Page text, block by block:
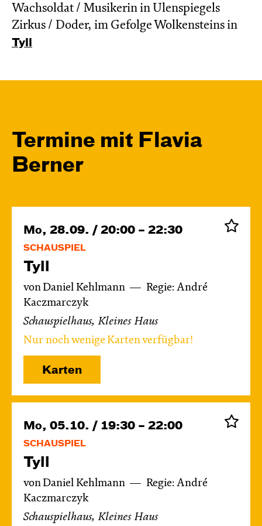
Wachsoldat / Musikerin in Ulenspiegels
Zirkus / Doder, im Gefolge Wolkensteins in
Tyll
Termine mit Flavia
Berner
Mo, 28.09. / 20:00 – 22:30
SCHAUSPIEL
Tyll
von Daniel Kehlmann
Regie: André
Kaczmarczyk
Schauspielhaus, Kleines Haus
Nur noch wenige Karten verfügbar!
Karten
Mo, 05.10. / 19:30 – 22:00
SCHAUSPIEL
Tyll
von Daniel Kehlmann
Regie: André
Kaczmarczyk
Schauspielhaus, Kleines Haus